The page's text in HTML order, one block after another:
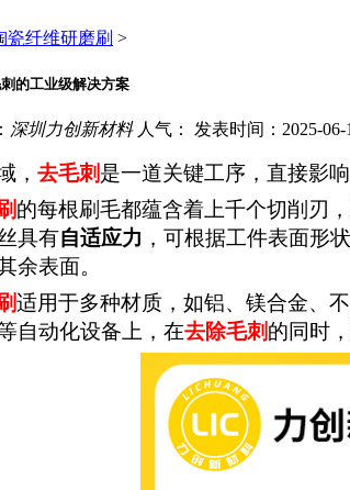
瓷纤维研磨刷 >
的工业级解决方案
深圳力创新材料 人气： 发表时间： 2025-
，去毛刺是一道关键工序，直接影
的每根刷毛都蕴含着上千个切削刃
具有自适应力 ，可根据工件表面形
余表面。
适用于多种材质，如铝、镁合金、
自动化设备上，在去除毛刺的同时